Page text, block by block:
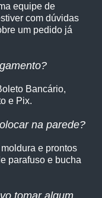
equipe de
com dúvidas
um pedido já
Bancário,
e Pix.
na parede?
e prontos
parafuso e bucha
tomar algum